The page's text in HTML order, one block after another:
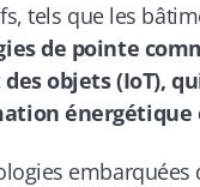
tels que les
de pointe
objets (IoT),
énergétique